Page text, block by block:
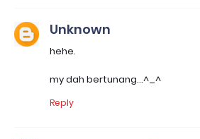
Unknown
hehe.
my dah bertunang...^_^
Reply